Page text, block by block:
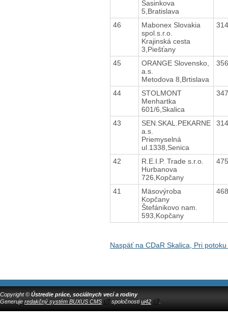
Sasinkova
5,Bratislava
46
Mabonex Slovakia
spol.s.r.o.
Krajinská cesta
3,Piešťany
45
ORANGE Slovensko,
a.s.
Metodova 8,Brtislava
44
STOLMONT
Menhartka
601/6,Skalica
43
SEN.SKAL.PEKARNE
a.s.
Priemyselná
ul.1338,Senica
42
R.E.I.P. Trade s.r.o.
Hurbanova
726,Kopčany
41
Mäsovýroba
Kopčany
Štefánikovo nam.
593,Kopčany
Naspäť na CDaR Skalica, Pri potoku
Copyright © Ústredie práce, sociálnych vecí a rodiny
Generuje redakčný systém BUXUS CMS spoločnostiui42